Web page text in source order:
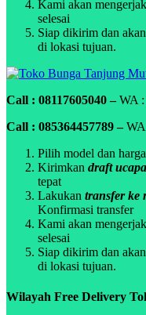
Kami akan
selesai
Siap dikirim dan
di lokasi tujuan.
Call : 08117605040 –WA :
Call : 085364457789 –
Pilih model dan
Kirimkan draft
tepat
Lakukan transfer ke
Konfirmasi transfer
Kami akan
selesai
Siap dikirim dan
di lokasi tujuan.
Wilayah Free Delivery